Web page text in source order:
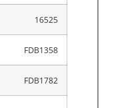
16525
FDB1358
FDB1782